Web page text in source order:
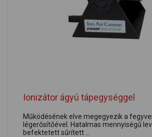
Ionizátor ágyú tápegységgel
Működésének elve megegyezik a
légerősítőével. Hatalmas mennyiségű
befektetett sűrített ...